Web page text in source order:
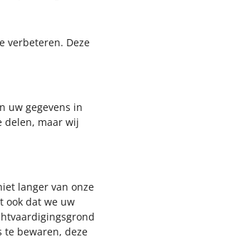
verbeteren. Deze
uw gegevens in
delen, maar wij
langer van onze
ook dat we uw
te bewaren, deze